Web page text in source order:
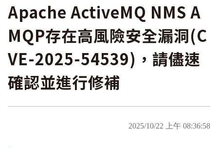
Apache ActiveMQ NMS A
MQP存在高風險安全漏洞(C
VE-2025-54539)，請儘速
確認並進行修補
2025/10/22 上午 08:36:58